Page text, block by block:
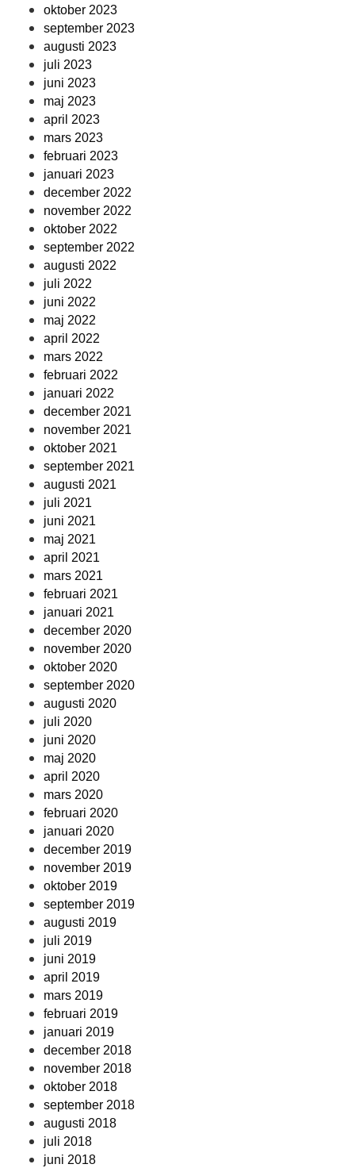
oktober 2023
september 2023
augusti 2023
juli 2023
juni 2023
maj 2023
april 2023
mars 2023
februari 2023
januari 2023
december 2022
november 2022
oktober 2022
september 2022
augusti 2022
juli 2022
juni 2022
maj 2022
april 2022
mars 2022
februari 2022
januari 2022
december 2021
november 2021
oktober 2021
september 2021
augusti 2021
juli 2021
juni 2021
maj 2021
april 2021
mars 2021
februari 2021
januari 2021
december 2020
november 2020
oktober 2020
september 2020
augusti 2020
juli 2020
juni 2020
maj 2020
april 2020
mars 2020
februari 2020
januari 2020
december 2019
november 2019
oktober 2019
september 2019
augusti 2019
juli 2019
juni 2019
april 2019
mars 2019
februari 2019
januari 2019
december 2018
november 2018
oktober 2018
september 2018
augusti 2018
juli 2018
juni 2018